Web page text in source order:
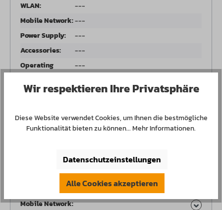
WLAN:
---
Mobile Network:---
Power Supply:
---
Accessories:
---
Operating
---
Mobile Network:
Wir respektieren Ihre Privatsphäre
Diese Website verwendet Cookies, um Ihnen die bestmögliche
Funktionalität bieten zu können...Mehr Informationen.
Datenschutzeinstellungen
Alle Cookies akzeptieren